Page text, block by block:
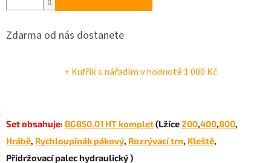
Zdarma od nás dostanete
+ Kufřík s nářadímv hodnotě 1 000 Kč
Set obsahuje: BG850.01 HT komplet(Lžíce200,400,800,
Hrábě, Rychloupínák pákový, Rozrývací trn, Kleště,
Přidržovací palec hydraulický )